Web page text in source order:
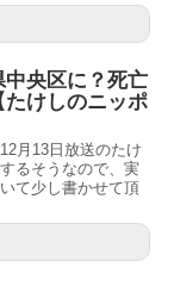
央区に？死亡
たけしのニッポ
月13日放送のたけ
るそうなので、実
て少し書かせて頂